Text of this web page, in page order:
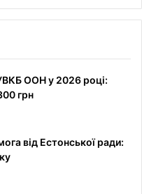
ООН у 2026 році:
грн
від Естонської ради: